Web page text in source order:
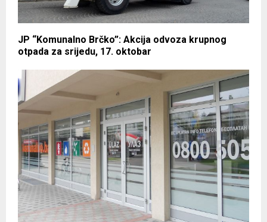
JP “Komunalno Brčko”: Akcija odvoza krupnog
otpada za srijedu, 17. oktobar